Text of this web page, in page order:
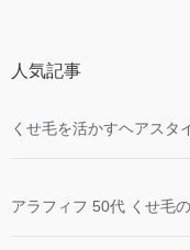
人気記事
くせ毛を活かすヘアスタ
アラフィフ 50代 くせ毛